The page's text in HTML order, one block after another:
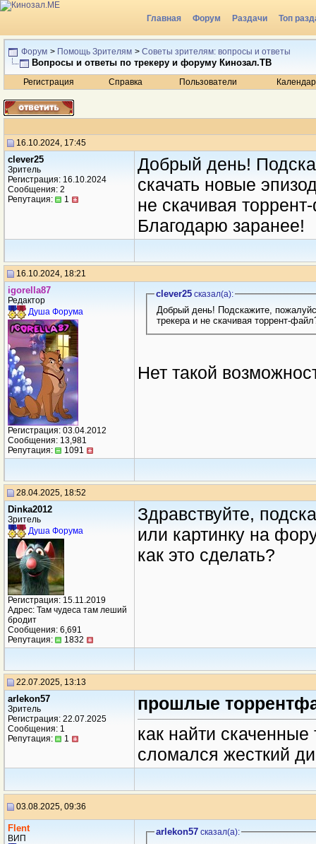
Главная Форум Раздачи Топ
Радио
Форум > Помощь Зрителям > Советы зрителям: вопросы и ответы
Вопросы и ответы по трекеру и форуму Кинозал.ТВ
Регистрация Справка Пользователи
16.10.2024, 17:45
clever25
Зритель
Регистрация: 16.10.2024
Сообщения: 2
Репутация:
1
Добрый день!
скачать новые
не скачивая
Благодарю заранее!
16.10.2024, 18:21
igorella87
Редактор
Душа Форума
Регистрация: 03.04.2012
Сообщения: 13,981
Репутация:
1091
clever25сказал(a):
Добрый день! Подскажите,
трекера и не скачивая торрент-
Нет такой
28.04.2025, 18:52
Dinka2012
Зритель
Душа Форума
Регистрация: 15.11.2019
Адрес: Там чудеса там леший
бродит
Сообщения: 6,691
Репутация:
1832
Здравствуйте,
или картинку на
как это сделать?
22.07.2025, 13:13
arlekon57
Зритель
Регистрация: 22.07.2025
Сообщения: 1
Репутация:
1
прошлые
как найти
сломался жесткий
03.08.2025, 09:36
Flent
ВИП
arlekon57сказал(a):